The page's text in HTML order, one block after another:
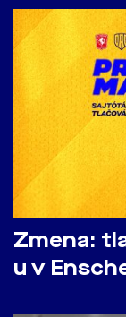
Zmena:
u v